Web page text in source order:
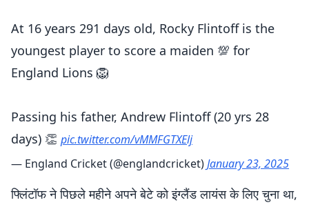
At 16 years 291 days old, Rocky Flintoff is the
youngest player to score a maiden 💯 for
England Lions 🦁
Passing his father, Andrew Flintoff (20 yrs 28
days) 👏 pic.twitter.com/vMMFGTXElj
— England Cricket (@englandcricket)January 23, 2025
फ्लिंटॉफ ने पिछले महीने अपने बेटे को इंग्लैंड लायंस के लिए चुना था,